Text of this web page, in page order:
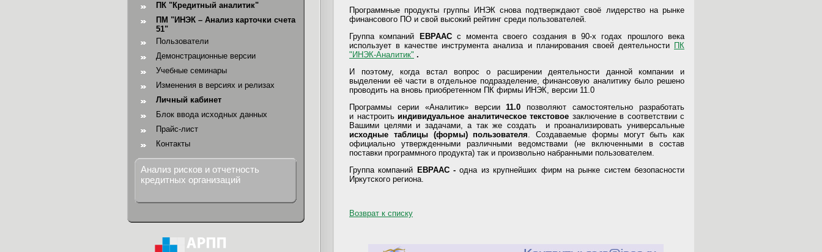
ПК "Кредитный аналитик"
ПМ "ИНЭК – Анализ карточки счета
51"
Пользователи
Демонстрационные версии
Учебные семинары
Изменения в версиях и релизах
Личный кабинет
Блок ввода исходных данных
Прайс-лист
Контакты
Анализ рисков и отчетность
кредитных организаций
Программные продукты группы ИНЭК снова подтверждают своё лидерство на рынке
финансового ПО и свой высокий рейтинг среди пользователей.
Группа компаний ЕВРААСс момента своего создания в 90-х годах прошлого века
использует в качестве инструмента анализа и планирования своей деятельности ПК
"ИНЭК-Аналитик" .
И поэтому, когда встал вопрос о расширении деятельности данной компании и
выделении её части в отдельное подразделение, финансовую аналитику было решено
проводить на вновь приобретенном ПК фирмы ИНЭК, версии 11.0
Программы серии «Аналитик» версии11.0 позволяют самостоятельно разработать
и настроить индивидуальное аналитическое текстовое заключение в соответствии с
Вашими целями и задачами, а так же создать и проанализировать универсальные
исходные таблицы (формы) пользователя . Создаваемые формы могут быть как
официально утвержденными различными ведомствами (не включенными в состав
поставки программного продукта) так и произвольно набранными пользователем.
Группа компаний ЕВРААС -одна из крупнейших фирм на рынке систем безопасности
Иркутского региона.
Возврат к списку